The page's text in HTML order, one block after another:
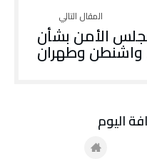
الأمن بشأن
واشنطن وطهران